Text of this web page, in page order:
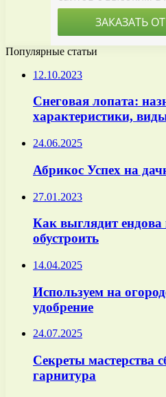
Популярные статьи
12.10.2023
Снеговая лопата:
характеристики,
24.06.2025
Абрикос Успех на
27.01.2023
Как выглядит ендова
обустроить
14.04.2025
Используем на
удобрение
24.07.2025
Секреты мастерства
гарнитура